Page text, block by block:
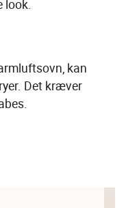
kan
Det kræver